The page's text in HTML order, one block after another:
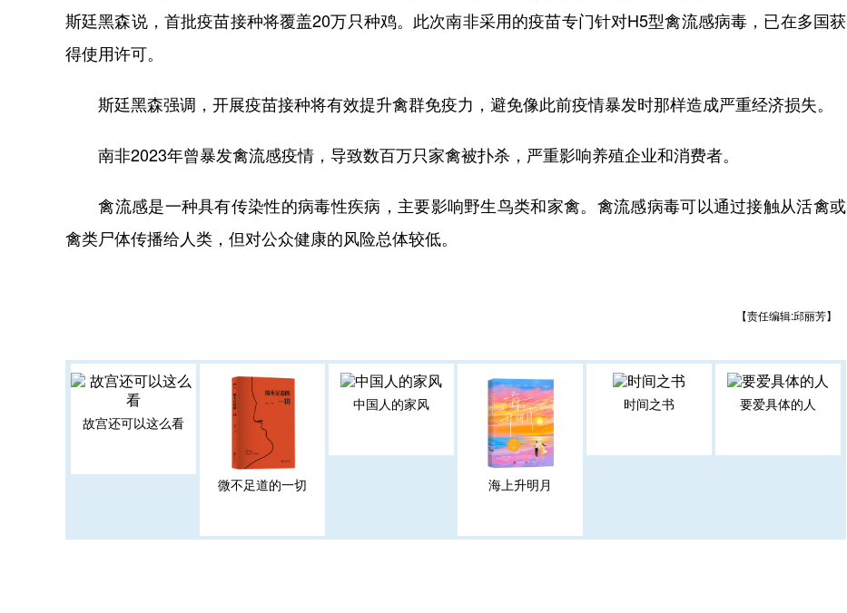
斯廷黑森说，首批疫苗接种将覆盖20万只种鸡。此次南非采用的疫苗专门针对H5型禽流感病毒，已在多国获
得使用许可。
斯廷黑森强调，开展疫苗接种将有效提升禽群免疫力，避免像此前疫情暴发时那样造成严重经济损失。
南非2023年曾暴发禽流感疫情，导致数百万只家禽被扑杀，严重影响养殖企业和消费者。
禽流感是一种具有传染性的病毒性疾病，主要影响野生鸟类和家禽。禽流感病毒可以通过接触从活禽或
禽类尸体传播给人类，但对公众健康的风险总体较低。
【责任编辑:邱丽芳】
故宫还可以这么看
微不足道的一切
中国人的家风
海上升明月
时间之书 要爱具体的人